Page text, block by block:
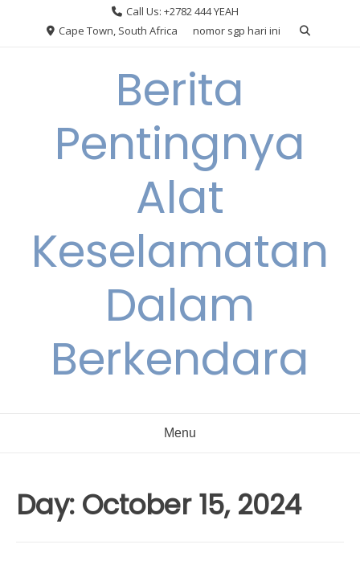
Call Us: +2782 444 YEAH
Cape Town, South Africa
nomor sgp hari ini
Berita
Pentingnya
Alat
Keselamatan
Dalam
Berkendara
Menu
Day: October 15, 2024